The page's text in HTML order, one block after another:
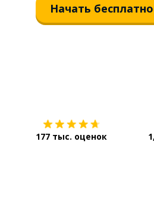
Начать
177 тыс. оценок